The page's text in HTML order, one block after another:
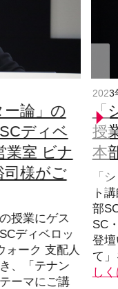
ー論」の
ディベ
業室 ビナ
司様がご
授業にゲス
ディベロッ
ォーク 支配人
、「テナン
ーマにご講
2023
「
授
本
「
ト
部
SC
登
て
し